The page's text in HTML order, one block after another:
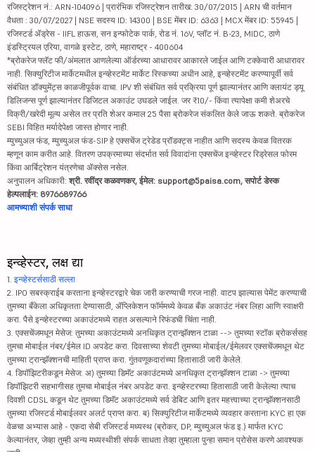
रजिस्ट्रेशन नं.: ARN-104096 | प्रारंभिक रजिस्ट्रेशन तारीख: 30/07/2015 | ARN ची वर्तमान
वैधता : 30/07/2027 | NSE सदस्य ID: 14300 | BSE मेंबर ID: 6363 | MCX मेंबर ID: 55945 |
रजिस्टर्ड ॲड्रेस - IIFL हाऊस, सन इन्फोटेक पार्क, रोड नं. 16V, प्लॉट नं. B-23, MIDC, ठाणे
इंडस्ट्रियल एरिया, वागळे इस्टेट, ठाणे, महाराष्ट्र - 400604
*ब्रोकरेज फ्लॅट फी/अंमलात आणलेल्या ऑर्डरच्या आधारावर आकारले जाईल आणि टक्केवारी आधारावर
नाही. सिक्युरिटीज मार्केटमधील इन्व्हेस्टमेंट मार्केट रिस्कच्या अधीन आहे, इन्व्हेस्टमेंट करण्यापूर्वी सर्व
संबंधित डॉक्युमेंट्स काळजीपूर्वक वाचा. IPV शी संबंधित सर्व प्रक्रिया पूर्ण झाल्यानंतर आणि क्लायंट ड्यू
डिलिजन्स पूर्ण झाल्यानंतर डिजिटल अकाउंट उघडले जाईल. जर ₹10/- किंवा त्यापेक्षा कमी शेअरचे
विक्री/खरेदी मूल्य असेल तर प्रति शेअर कमाल 25 पैसा ब्रोकरेज संकलित केले जाऊ शकते. ब्रोकरेज
SEBI विहित मर्यादेपेक्षा जास्त होणार नाही.
म्युच्युअल फंड, म्युच्युअल फंड-SIP हे एक्सचेंज ट्रेडेड प्रॉडक्ट्स नाहीत आणि सदस्य केवळ वितरक
म्हणून काम करीत आहे. वितरण उपक्रमाच्या संदर्भात सर्व विवादांना एक्सचेंज इन्व्हेस्टर रिड्रेसल फोरम
किंवा आर्बिट्रेशन यंत्रणेचा ॲक्सेस नसेल.
अनुपालन अधिकारी: श्री. रवींद्र कळवणकर, ईमेल: support@5paisa.com, सपोर्ट डेस्क
हेल्पलाईन: 8976689766
आमच्याशी संपर्क साधा
इन्व्हेस्टर, लक्ष द्या
1. इन्व्हेस्टर्ससाठी सल्ला
2. IPO सबस्क्राईब करताना इन्व्हेस्टरद्वारे चेक जारी करण्याची गरज नाही. वाटप झाल्यास पेमेंट करण्याची
तुमच्या बँकेला अधिकृतता देण्यासाठी, ॲप्लिकेशन फॉर्ममध्ये केवळ बँक अकाउंट नंबर लिहा आणि स्वाक्षरी
करा. पैसे इन्व्हेस्टरच्या अकाउंटमध्ये राहत असल्याने रिफंडची चिंता नाही.
3. एक्सचेंजमधून मेसेज: तुमच्या अकाउंटमध्ये अनधिकृत ट्रान्झॅक्शन टाळा --> तुमच्या स्टॉक ब्रोकर्ससह
तुमचा मोबाईल नंबर/ईमेल ID अपडेट करा. दिवसाच्या शेवटी तुमच्या मोबाईल/ईमेलवर एक्सचेंजमधून थेट
तुमच्या ट्रान्झॅक्शनची माहिती प्राप्त करा. गुंतवणूकदारांच्या हितासाठी जारी केलेले.
4. डिपॉझिटरीकडून मेसेज: अ) तुमच्या डिमॅट अकाउंटमध्ये अनधिकृत ट्रान्झॅक्शन टाळा -> तुमच्या
डिपॉझिटरी सहभागीसह तुमचा मोबाईल नंबर अपडेट करा. इन्व्हेस्टरच्या हितासाठी जारी केलेल्या त्याच
दिवशी CDSL कडून थेट तुमच्या डिमॅट अकाउंटमध्ये सर्व डेबिट आणि इतर महत्त्वाच्या ट्रान्झॅक्शनसाठी
तुमच्या रजिस्टर्ड मोबाईलवर अलर्ट प्राप्त करा. ब) सिक्युरिटीज मार्केटमध्ये व्यवहार करताना KYC हा एक
वेळचा अभ्यास आहे - एकदा सेबी रजिस्टर्ड मध्यस्थ (ब्रोकर, DP, म्युच्युअल फंड इ.) मार्फत KYC
केल्यानंतर, जेव्हा तुम्ही अन्य मध्यस्थीशी संपर्क साधता तेव्हा तुम्हाला पुन्हा समान प्रोसेस करणे आवश्यक